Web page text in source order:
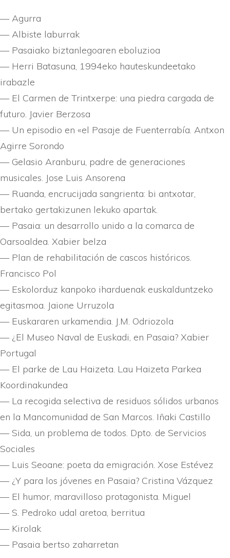
— Agurra
— Albiste laburrak
— Pasaiako biztanlegoaren eboluzioa
— Herri Batasuna, 1994eko hauteskundeetako
irabazle
— El Carmen de Trintxerpe: una piedra cargada de
futuro. Javier Berzosa
— Un episodio en «el Pasaje de Fuenterrabí­a. Antxon
Agirre Sorondo
— Gelasio Aranburu, padre de generaciones
musicales. Jose Luis Ansorena
— Ruanda, encrucijada sangrienta: bi antxotar,
bertako gertakizunen lekuko apartak.
— Pasaia: un desarrollo unido a la comarca de
Oarsoaldea. Xabier belza
— Plan de rehabilitación de cascos históricos.
Francisco Pol
— Eskolorduz kanpoko iharduenak euskalduntzeko
egitasmoa. Jaione Urruzola
— Euskararen urkamendia. J.M. Odriozola
— ¿El Museo Naval de Euskadi, en Pasaia? Xabier
Portugal
— El parke de Lau Haizeta. Lau Haizeta Parkea
Koordinakundea
— La recogida selectiva de residuos sólidos urbanos
en la Mancomunidad de San Marcos. Iñaki Castillo
— Sida, un problema de todos. Dpto. de Servicios
Sociales
— Luis Seoane: poeta da emigración. Xose Estévez
— ¿Y para los jóvenes en Pasaia? Cristina Vázquez
— El humor, maravilloso protagonista. Miguel
— S. Pedroko udal aretoa, berritua
— Kirolak
— Pasaia bertso zaharretan